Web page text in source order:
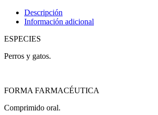
Descripción
Información adicional
ESPECIES
Perros y gatos.
FORMA FARMACÉUTICA
Comprimido oral.